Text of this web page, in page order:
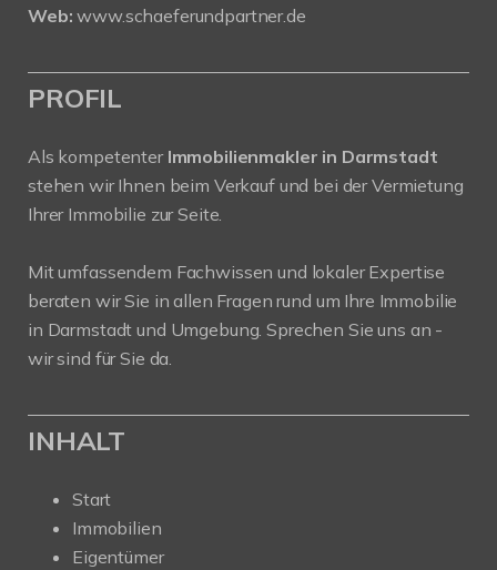
Web: www.schaeferundpartner.de
PROFIL
Als kompetenter Immobilienmakler in Darmstadt
stehen wir Ihnen beim Verkauf und bei der Vermietung
Ihrer Immobilie zur Seite.
Mit umfassendem Fachwissen und lokaler Expertise
beraten wir Sie in allen Fragen rund um Ihre Immobilie
in Darmstadt und Umgebung. Sprechen Sie uns an -
wir sind für Sie da.
INHALT
Start
Immobilien
Eigentümer